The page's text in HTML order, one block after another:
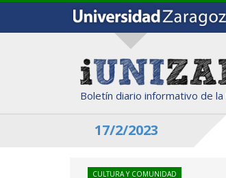
Boletín diario informativo de la
17/2/2023
CULTURA Y COMUNIDAD